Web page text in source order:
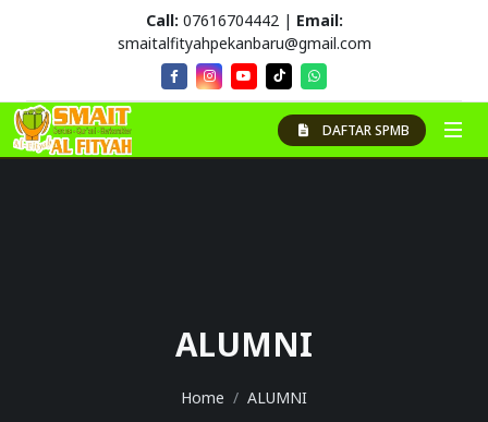
Call: 07616704442 | Email:
smaitalfityahpekanbaru@gmail.com
DAFTAR SPMB
ALUMNI
Home ALUMNI